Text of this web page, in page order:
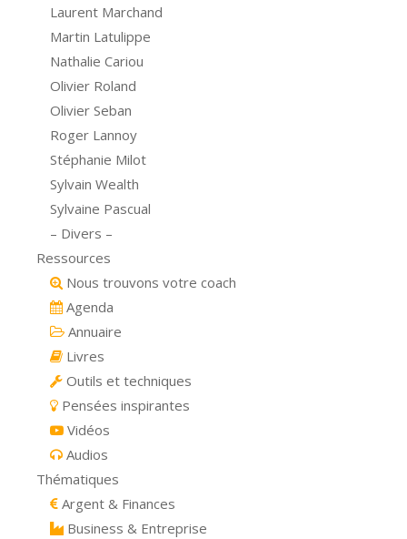
Laurent Marchand
Martin Latulippe
Nathalie Cariou
Olivier Roland
Olivier Seban
Roger Lannoy
Stéphanie Milot
Sylvain Wealth
Sylvaine Pascual
– Divers –
Ressources
Nous trouvons votre coach
Agenda
Annuaire
Livres
Outils et techniques
Pensées inspirantes
Vidéos
Audios
Thématiques
Argent & Finances
Business & Entreprise